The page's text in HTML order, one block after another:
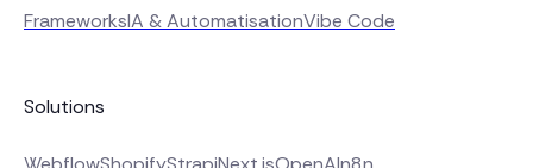
FrameworksIA & AutomatisationVibe Code
Solutions